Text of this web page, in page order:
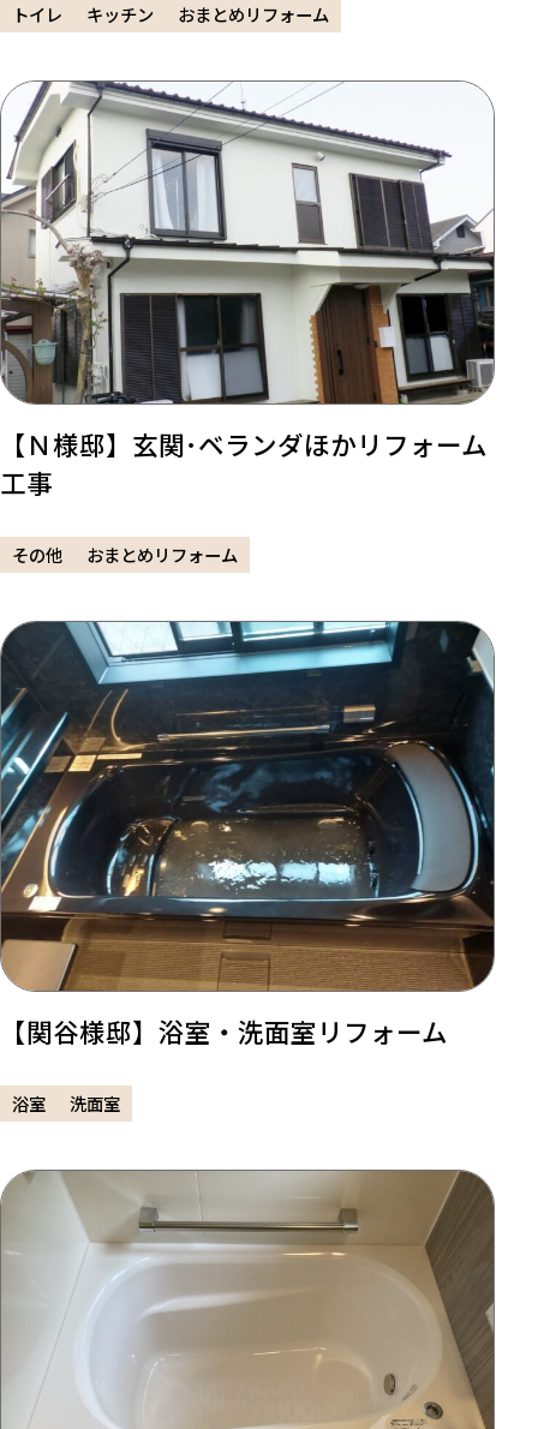
トイレ キッチン おまとめリフォーム
【Ｎ様邸】玄関･ベランダほかリフォーム
工事
その他 おまとめリフォーム
【関谷様邸】浴室・洗面室リフォーム
浴室 洗面室